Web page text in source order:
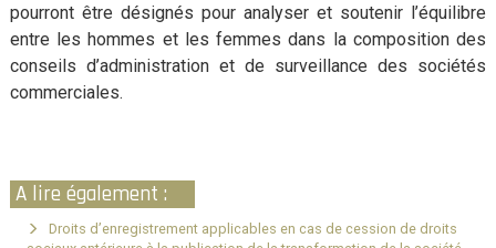
pourront être désignés pour analyser et soutenir l’équilibre
entre les hommes et les femmes dans la composition des
conseils d’administration et de surveillance des sociétés
commerciales.
A lire également :
Droits d’enregistrement applicables en cas de cession de droits